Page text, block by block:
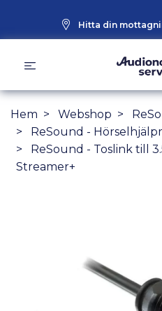
Hitta din
Hem Webshop
ReSound -
ReSound - Toslink till
Streamer+